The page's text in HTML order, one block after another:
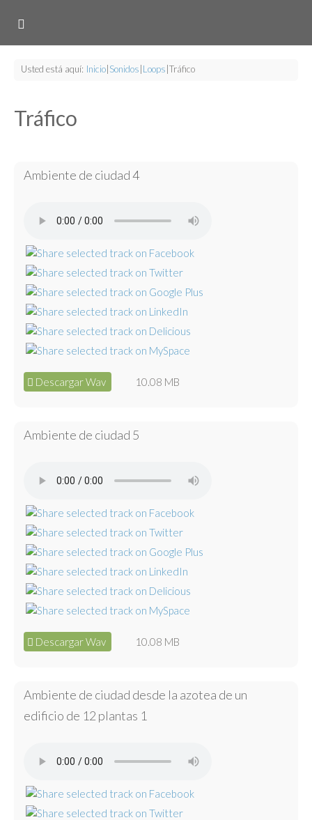
Usted está aquí: Inicio Sonidos Loops Tráfico
Tráfico
Ambiente de ciudad 4
Descargar Wav 10.08 MB
Ambiente de ciudad 5
Descargar Wav 10.08 MB
Ambiente de ciudad desde la azotea de un
edificio de 12 plantas 1